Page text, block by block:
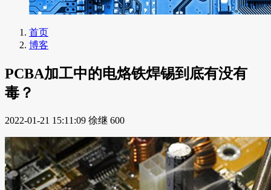
首页
博客
PCBA加工中的电烙铁焊锡到底有没有
毒？
2022-01-21 15:11:09 徐继 600